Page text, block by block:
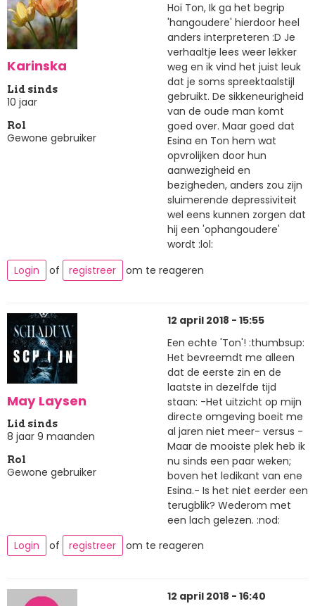
Karinska
Lid sinds
10 jaar
Rol
Gewone gebruiker
Hoi Ton, Ik ga het begrip
'hangoudere' hierdoor heel
anders interpreteren :D Je
verhaaltje lees weer lekker
weg en ik vind het juist leuk
dat je soms spreektaalstijl
gebruikt. De sikkeneurigheid
van de oude man komt
goed over. Maar goed dat
Esina en Ton hem wat
opvrolijken door hun
aanwezigheid en
bezigheden, anders zou zijn
sluimerende depressiviteit
wel eens kunnen zorgen dat
hij een 'ophangoudere'
wordt :lol:
Login
of registreer om te reageren
May Laysen
Lid sinds
8 jaar 9 maanden
Rol
Gewone gebruiker
12 april 2018 - 15:55
Een echte 'Ton'! :thumbsup:
Het bevreemdt me alleen
dat de eerste zin en de
laatste in dezelfde tijd
staan: -Het uitzicht op mijn
directe omgeving boeit me
al jaren niet meer- versus -
Maar de mooiste plek heb ik
nu sinds een paar weken;
boven het ledikant van ene
Esina.- Is het niet eerder een
terugblik? Wederom met
een lach gelezen. :nod:
Login
of registreer om te reageren
12 april 2018 - 16:40